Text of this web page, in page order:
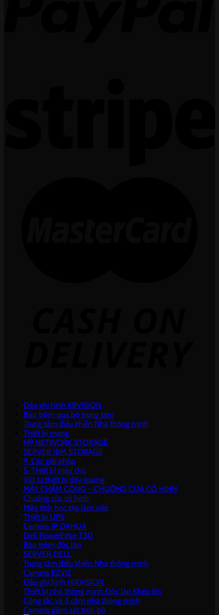
Đầu ghi hình KBVISION
Báo trộm qua bộ trung tâm
Trung tâm điều khiển Nhà thông minh
Thiết bị mạng
HP NETWORK STORAGE
SERVER IBM STORAGE
9. Các giải pháp
5. Thiết bị máy chủ
Vật tư thiết bị dây quang
MÁY CHẤM CÔNG – CHUÔNG CỬA CÓ HÌNH
Chuông cửa có hình
Máy tính học tập làm việc
Thiết bị UPS
Camera IP DAHUA
Dell PowerEdge T30
Báo trộm độc lập
SERVER DELL
Trung tâm điều khiển Nhà thông minh
Camera EZVIZ
Đầu ghi hình HIKVISION
Thiết bị nhà thông minh Độc lập Khép kín
Công tắc và ổ cắm nhà thông minh
Camera giám sát trọn bộ